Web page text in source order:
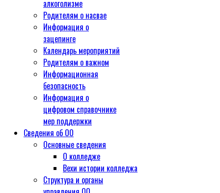
алкоголизме
Родителям о насвае
Информация о
зацепинге
Календарь мероприятий
Родителям о важном
Информационная
безопасность
Информация о
цифровом справочнике
мер поддержки
Сведения об ОО
Основные сведения
О колледже
Вехи истории колледжа
Структура и органы